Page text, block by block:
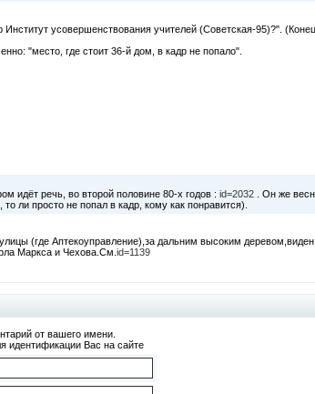
Институт усовершенствования учителей (Советская-95)?".
"место, где стоит 36-й дом, в кадр не попало".
идёт речь, во второй половине 80-х годов : id=2032 . Он же
то ли просто не попал в кадр, кому как понравится).
(где Аптекоуправление),за дальним высоким
Маркса и Чехова.См. id=1139
от вашего имени.
идентификации Вас на сайте